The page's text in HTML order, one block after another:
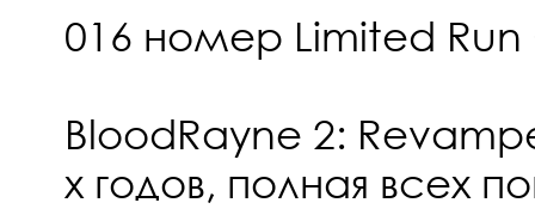
016 номер Limited Run
BloodRayne 2:
х годов, полная всех